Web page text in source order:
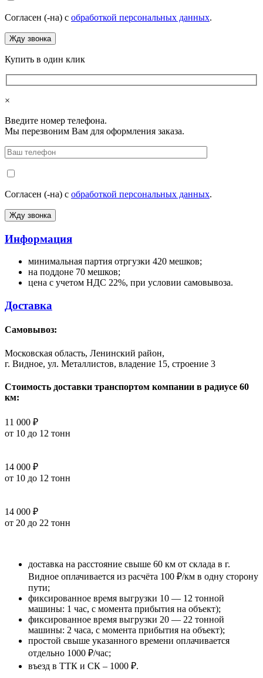
Согласен (-на) с обработкой персональных данных.
Купить в один клик
×
Введите номер телефона.
Мы перезвоним Вам для оформления заказа.
Согласен (-на) с обработкой персональных данных.
Информация
минимальная партия отргузки 420 мешков;
на поддоне 70 мешков;
цена с учетом НДС 22%, при условии самовывоза.
Доставка
Самовывоз:
Московская область, Ленинский район,
г. Видное, ул. Металлистов, владение 15, строение 3
Стоимость доставки транспортом компании в радиусе 60
км:
11 000 ₽
от 10 до 12 тонн
14 000 ₽
от 10 до 12 тонн
14 000 ₽
от 20 до 22 тонн
доставка на расстояние свыше 60 км от склада в г.
Видное оплачивается из расчёта 100 ₽/км в одну сторону
пути;
фиксированное время выгрузки 10 — 12 тонной
машины: 1 час, с момента прибытия на объект);
фиксированное время выгрузки 20 — 22 тонной
машины: 2 часа, с момента прибытия на объект);
простой свыше указанного времени оплачивается
отдельно 1000 ₽/час;
въезд в ТТК и СК – 1000 ₽.